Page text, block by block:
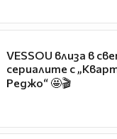
VESSOU влиза в
сериалите с
Реджо“ 🤩🎬